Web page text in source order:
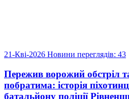
21-Кві-2026 Новини переглядів: 43
Пережив ворожий обстріл
побратима: історія
батальйону поліції